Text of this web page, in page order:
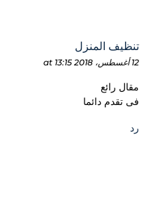
تنظيف المنزل
12 أغسطس، 2018 at 13:15
مقال رائع
فى تقدم دائما
رد